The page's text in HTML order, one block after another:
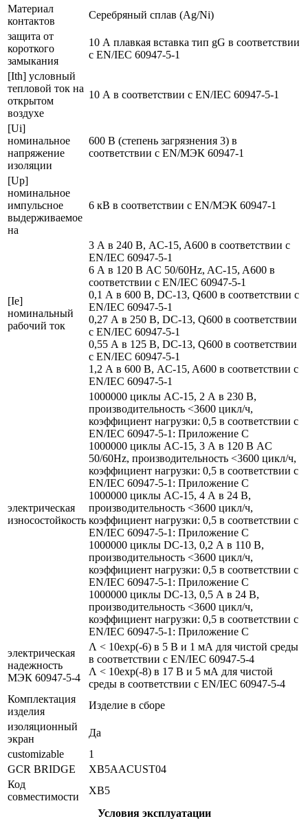
Материал
контактов
Серебряный сплав (Ag/Ni)
защита от
короткого
замыкания
10 А плавкая вставка тип gG в соответствии
с EN/IEC 60947-5-1
[Ith] условный
тепловой ток на
открытом
воздухе
10 А в соответствии с EN/IEC 60947-5-1
[Ui]
номинальное
напряжение
изоляции
600 В (степень загрязнения 3) в
соответствии с EN/МЭК 60947-1
[Up]
номинальное
импульсное
выдерживаемое
на
6 кВ в соответствии с EN/МЭК 60947-1
[Ie]
номинальный
рабочий ток
3 А в 240 В, AC-15, A600 в соответствии с
EN/IEC 60947-5-1
6 А в 120 В AC 50/60Hz, AC-15, A600 в
соответствии с EN/IEC 60947-5-1
0,1 А в 600 В, DC-13, Q600 в соответствии с
EN/IEC 60947-5-1
0,27 А в 250 В, DC-13, Q600 в соответствии
с EN/IEC 60947-5-1
0,55 А в 125 В, DC-13, Q600 в соответствии
с EN/IEC 60947-5-1
1,2 А в 600 В, AC-15, A600 в соответствии с
EN/IEC 60947-5-1
электрическая
износостойкость
1000000 циклы AC-15, 2 А в 230 В,
производительность <3600 цикл/ч,
коэффициент нагрузки: 0,5 в соответствии с
EN/IEC 60947-5-1: Приложение С
1000000 циклы AC-15, 3 А в 120 В AC
50/60Hz, производительность <3600 цикл/ч,
коэффициент нагрузки: 0,5 в соответствии с
EN/IEC 60947-5-1: Приложение С
1000000 циклы AC-15, 4 А в 24 В,
производительность <3600 цикл/ч,
коэффициент нагрузки: 0,5 в соответствии с
EN/IEC 60947-5-1: Приложение С
1000000 циклы DC-13, 0,2 А в 110 В,
производительность <3600 цикл/ч,
коэффициент нагрузки: 0,5 в соответствии с
EN/IEC 60947-5-1: Приложение С
1000000 циклы DC-13, 0,5 А в 24 В,
производительность <3600 цикл/ч,
коэффициент нагрузки: 0,5 в соответствии с
EN/IEC 60947-5-1: Приложение С
электрическая
надежность
МЭК 60947-5-4
Λ < 10exp(-6) в 5 В и 1 мА для чистой среды
в соответствии с EN/IEC 60947-5-4
Λ < 10exp(-8) в 17 В и 5 мА для чистой
среды в соответствии с EN/IEC 60947-5-4
Комплектация
изделия
Изделие в сборе
изоляционный
экран
Да
customizable
1
GCR BRIDGE
XB5AACUST04
Код
совместимости
XB5
Условия эксплуатации